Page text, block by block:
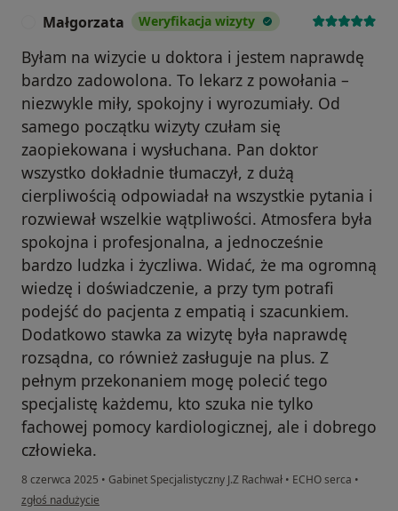
Małgorzata Weryfikacja wizyty
Byłam na wizycie u doktora i jestem naprawdę
bardzo zadowolona. To lekarz z powołania –
niezwykle miły, spokojny i wyrozumiały. Od
samego początku wizyty czułam się
zaopiekowana i wysłuchana. Pan doktor
wszystko dokładnie tłumaczył, z dużą
cierpliwością odpowiadał na wszystkie pytania i
rozwiewał wszelkie wątpliwości. Atmosfera była
spokojna i profesjonalna, a jednocześnie
bardzo ludzka i życzliwa. Widać, że ma ogromną
wiedzę i doświadczenie, a przy tym potrafi
podejść do pacjenta z empatią i szacunkiem.
Dodatkowo stawka za wizytę była naprawdę
rozsądna, co również zasługuje na plus. Z
pełnym przekonaniem mogę polecić tego
specjalistę każdemu, kto szuka nie tylko
fachowej pomocy kardiologicznej, ale i dobrego
człowieka.
8 czerwca 2025 • Gabinet Specjalistyczny J.Z Rachwał • ECHO serca •
w opinii użytkownika Małgorzata
zgłoś nadużycie